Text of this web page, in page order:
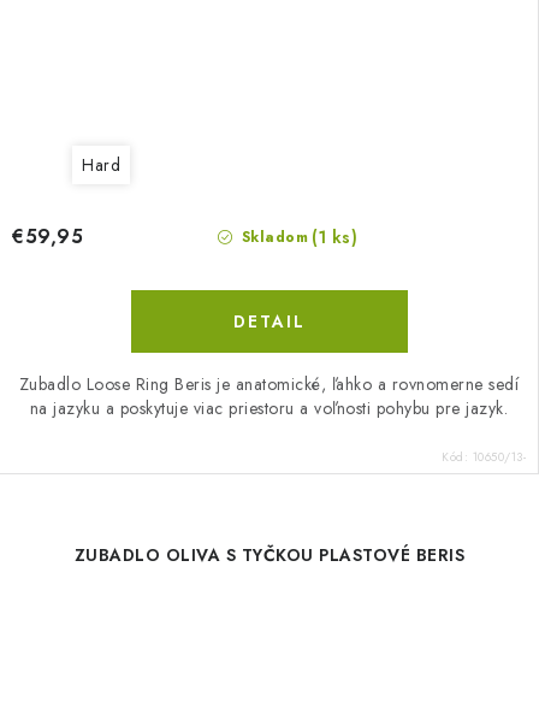
Hard
Skladom (1 ks)
€59,95
DETAIL
Zubadlo Loose Ring Beris je anatomické, ľahko a rovnomerne sedí
na jazyku a poskytuje viac priestoru a voľnosti pohybu pre jazyk.
Kód: 10650/13-
ZUBADLO OLIVA S TYČKOU PLASTOVÉ BERIS